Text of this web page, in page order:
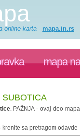
online karta - mapa.in.rs
mapa
. PAŽNJA - ovaj deo
krenite sa pretragom odavde